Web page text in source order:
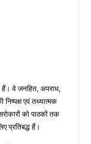
वे जनहित, अपराध,
एवं तथ्यात्मक
को पाठकों तक
प्रतिबद्ध हैं।